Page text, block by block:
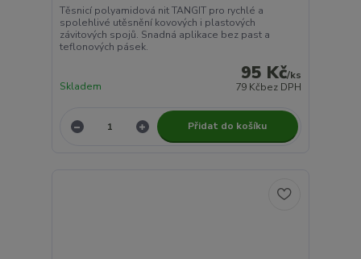
Těsnicí polyamidová nit TANGIT pro rychlé a
spolehlivé utěsnění kovových i plastových
závitových spojů. Snadná aplikace bez past a
teflonových pásek.
95 Kč/ks
79 Kčbez DPH
Skladem
Přidat do košíku